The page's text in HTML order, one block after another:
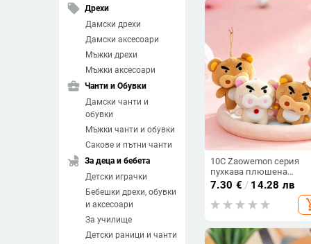
local_offer Дрехи
Дамски дрехи
Дамски аксесоари
Мъжки дрехи
Мъжки аксесоари
business_center Чанти и Обувки
Дамски чанти и
обувки
Мъжки чанти и обувки
Сакове и пътни чанти
child_friendly За деца и бебета
Детски играчки
Бебешки дрехи, обувки
и аксесоари
За училище
Детски раници и чанти
10C Zaowemon серия
пухкава плюшена
играчка‑висулка, сладък
подарък за приятелка
7.30 € / 14.28 лв